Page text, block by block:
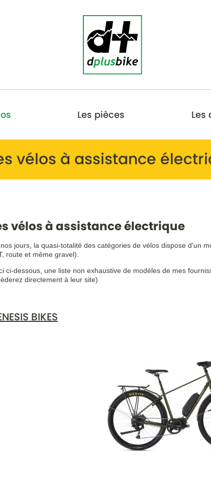
Les pièces Les
vélos à assistance
vélos à assistance électrique
jours, la quasi-totalité des catégories de vélos dispose d'un
route et même gravel).
ci-dessous, une liste non exhaustive de modèles de mes
directement à leur site)
BIKES